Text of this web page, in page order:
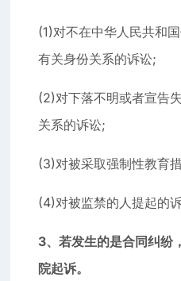
(1)对不在中华人民共和
有关身份关系的诉讼;
(2)对下落不明或者宣告
关系的诉讼;
(3)对被采取强制性教育
(4)对被监禁的人提起的诉
3、若发生的是合同纠纷
院起诉。